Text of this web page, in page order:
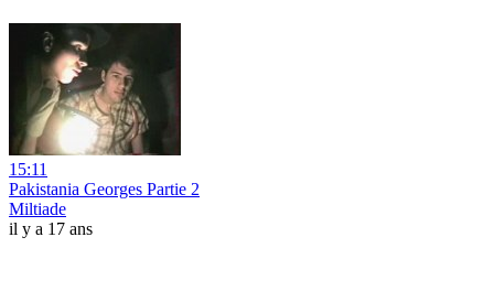
15:11
Pakistania Georges Partie 2
Miltiade
il y a 17 ans